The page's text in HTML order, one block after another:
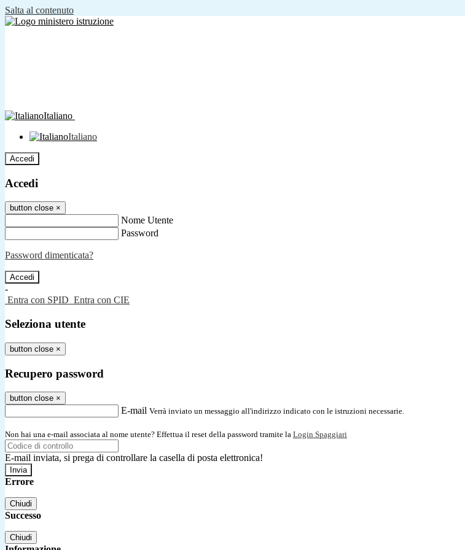
Salta al contenuto
Italiano
Italiano
Accedi
Accedi
button close ×
Nome Utente
Password
Password dimenticata?
-
Entra con SPID Entra con CIE
Seleziona utente
button close ×
Recupero password
button close ×
E-mail Verrà inviato un messaggio all'indirizzo indicato con le istruzioni necessarie.
Non hai una e-mail associata al nome utente? Effettua il reset della password tramite la Login Spaggiari
E-mail inviata, si prega di controllare la casella di posta elettronica!
Errore
Chiudi
Successo
Chiudi